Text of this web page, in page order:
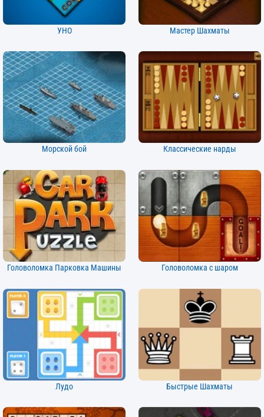
УНО Мастер Шахматы
Морской бой Классические нарды
Головоломка Парковка Машины Головоломка с шаром
Лудо Быстрые Шахматы